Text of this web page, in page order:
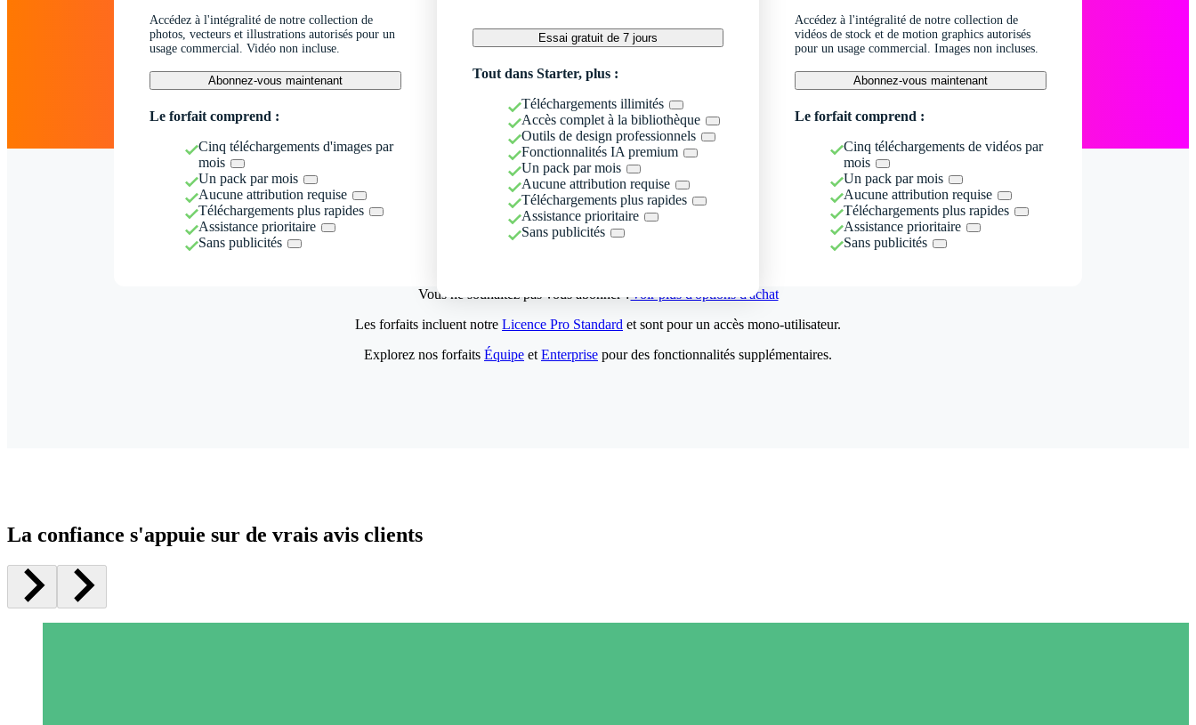
Accédez à l'intégralité de notre collection de
photos, vecteurs et illustrations autorisés pour un
usage commercial. Vidéo non incluse.
Abonnez-vous maintenant
Le forfait comprend :
Cinq téléchargements d'images par
mois
Un pack par mois
Aucune attribution requise
Téléchargements plus rapides
Assistance prioritaire
Sans publicités
Essai gratuit de 7 jours
Tout dans Starter, plus :
Téléchargements illimités
Accès complet à la bibliothèque
Outils de design professionnels
Fonctionnalités IA premium
Un pack par mois
Aucune attribution requise
Téléchargements plus rapides
Assistance prioritaire
Sans publicités
Accédez à l'intégralité de notre collection de
vidéos de stock et de motion graphics autorisés
pour un usage commercial. Images non incluses.
Abonnez-vous maintenant
Le forfait comprend :
Cinq téléchargements de vidéos par
mois
Un pack par mois
Aucune attribution requise
Téléchargements plus rapides
Assistance prioritaire
Sans publicités
Vous ne souhaitez pas vous abonner ?Voir plus d'options d'achat
Les forfaits incluent notre Licence Pro Standard et sont pour un accès mono-utilisateur.
Explorez nos forfaits Équipe et Enterprise pour des fonctionnalités supplémentaires.
La confiance s'appuie sur de vrais avis clients